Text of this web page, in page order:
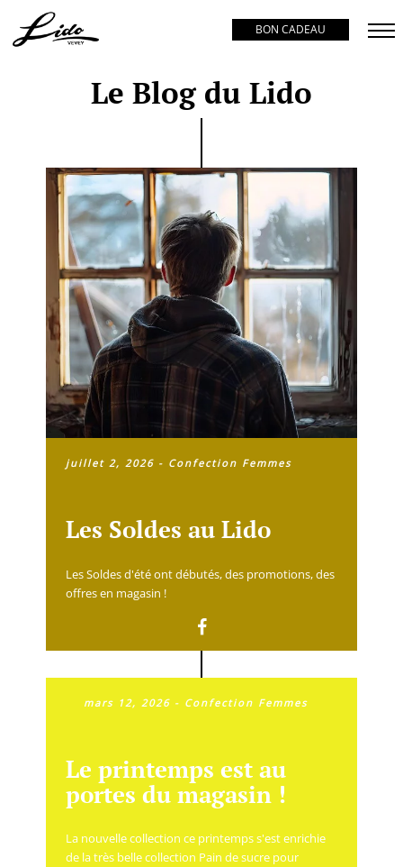
BON CADEAU
Le Blog du Lido
juillet 2, 2026 - Confection Femmes
Les Soldes au Lido
Les Soldes d'été ont débutés, des promotions, des
offres en magasin !
mars 12, 2026- Confection Femmes
Le printemps est au
portes du magasin !
La nouvelle collection ce printemps s'est enrichie
de la très belle collection Pain de sucre pour